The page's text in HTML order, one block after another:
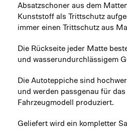
Absatzschoner aus dem
Kunststoff als Trittschutz
immer einen Trittschutz aus
Die Rückseite jeder Matte
und wasserundurchlässigem
Die Autoteppiche sind
und werden passgenau für
Fahrzeugmodell produziert.
Geliefert wird ein kompletter